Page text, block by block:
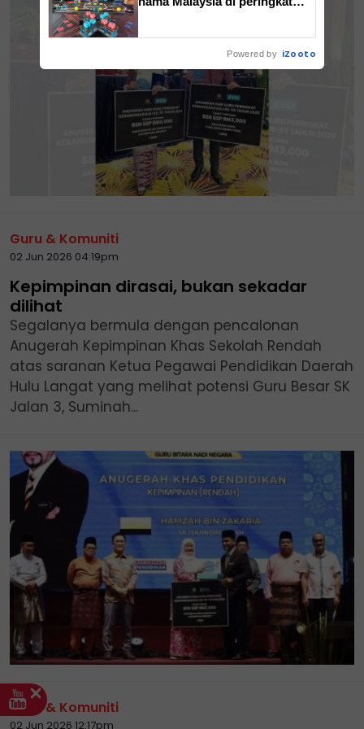
Guru & Komuniti
02 Jun 2026 04:19pm
Kepimpinan dirasai, bukan sekadar
dilihat
Segalanya bermula dengan pencalonan
Anugerah Kepimpinan Khas Sekolah Rendah
atas saranan Ketua Pegawai Pendidikan Daerah
Hulu Langat yang melihat potensi Guru Besar SK
Jalan 3, Suminah...
Guru & Komuniti
02 Jun 2026 12:17pm
Powered by iZooto